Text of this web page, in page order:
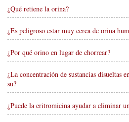
¿Qué retiene la orina?
¿Es peligroso estar muy cerca de orina
¿Por qué orino en lugar de chorrear?
¿La concentración de sustancias disueltas
su?
¿Puede la eritromicina ayudar a eliminar